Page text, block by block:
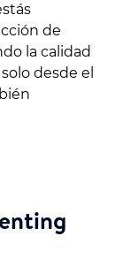
de
la calidad
desde el